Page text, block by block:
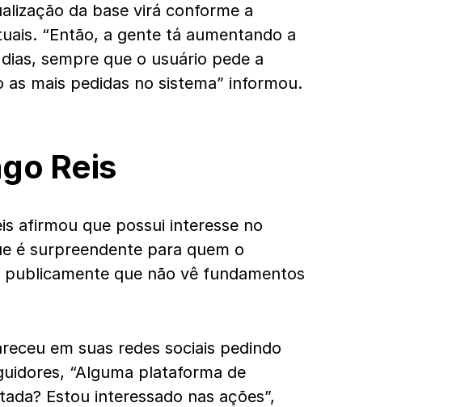
da base virá conforme a
“Então, a gente tá aumentando a
sempre que o usuário pede a
mais pedidas no sistema” informou.
Reis
afirmou que possui interesse no
é surpreendente para quem o
que não vê fundamentos
em suas redes sociais pedindo
“Alguma plataforma de
Estou interessado nas ações”,